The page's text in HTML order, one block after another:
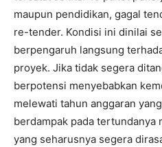
maupun pendidikan, gagal
re-tender. Kondisi ini dinilai
berpengaruh langsung
proyek. Jika tidak segera
berpotensi menyebabkan
melewati tahun anggaran
berdampak pada tertundanya
yang seharusnya segera